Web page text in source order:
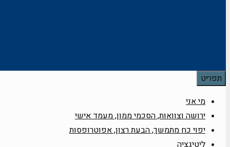
תפריט
מי אני
ירושה וצוואות, הסכמי ממון, מעמד אישי
יפוי כח מתמשך, הבעת רצון, אפוטרופסות